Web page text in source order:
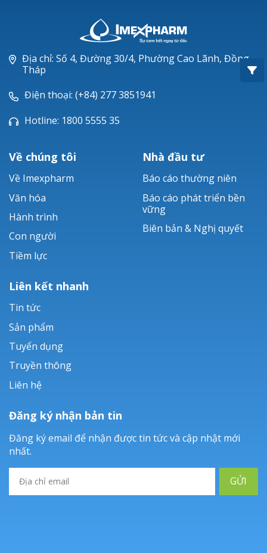
Piperacillin
Ticarlinat®
Zobacta®
Bacsulfo®
Địa chỉ: Số 4, Đường 30/4, Phường Cao Lãnh, Đồng
Tháp
Điện thoại: (+84) 277 3851941
Hotline: 1800 5555 35
Về chúng tôi
Về Imexpharm
Văn hóa
Hành trình
Con người
Tiềm lực
Nhà đầu tư
Báo cáo thường niên
Báo cáo phát triển bền
vững
Biên bản & Nghị quyết
Liên kết nhanh
Tin tức
Sản phẩm
Tuyển dụng
Truyền thông
Liên hệ
Đăng ký nhận bản tin
Đăng ký email để nhận được tin tức và cập nhật mới
nhất.
GỬI